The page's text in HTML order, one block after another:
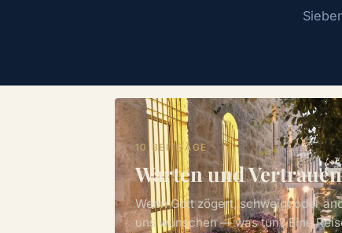
10 BEITRÄGE
Warten und Vertrauen
Wenn Gott zögert, schweigt oder
uns wünschen — was tun? Eine